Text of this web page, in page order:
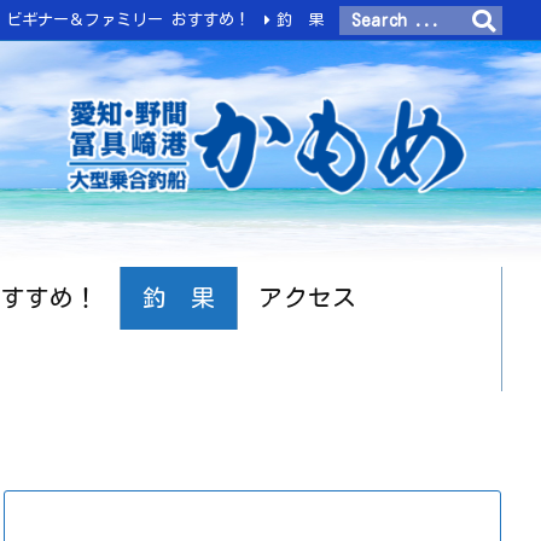
すめ！ 釣 果 アクセス
ビギナー＆ファミリー おすすめ！ 釣 果